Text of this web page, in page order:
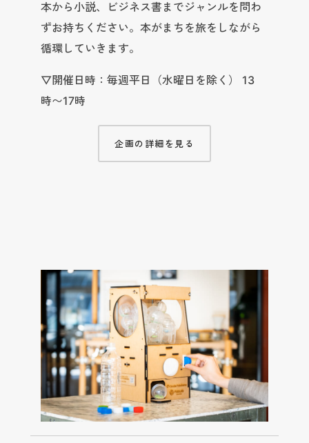
本から小説、ビジネス書までジャンルを問わ
ずお持ちください。本がまちを旅をしながら
循環していきます。
▽開催日時：毎週平日（水曜日を除く） 13
時〜17時
企画の詳細を見る